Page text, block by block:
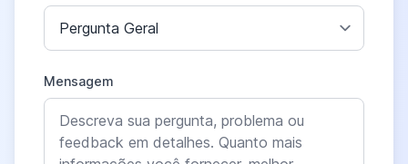
Mensagem